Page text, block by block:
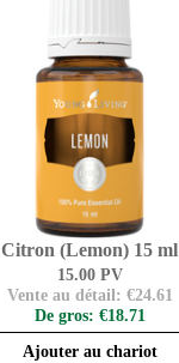
Citron (Lemon) 15 ml
15.00 PV
Vente au détail: €24.61
De gros: €18.71
Ajouter au chariot